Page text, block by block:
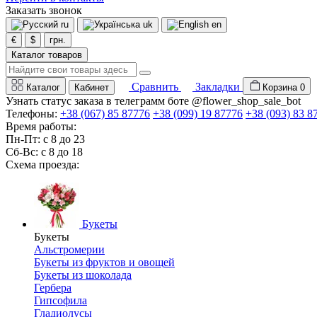
Заказать звонок
ru uk
en
€
$
грн.
Каталог товаров
Каталог Кабинет Сравнить Закладки Корзина 0
Узнать статус заказа в телеграмм боте @flower_shop_sale_bot
Телефоны: +38 (067) 85 87776 +38 (099) 19 87776 +38 (093) 83
Время работы:
Пн-Пт: с 8 до 23
Сб-Вс: с 8 до 18
Схема проезда:
Букеты
Букеты
Альстромерии
Букеты из фруктов и овощей
Букеты из шоколада
Гербера
Гипсофила
Гладиолусы